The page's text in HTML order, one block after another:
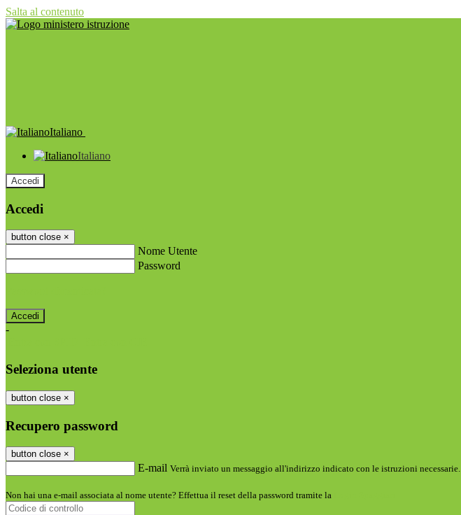
Salta al contenuto
Italiano
Italiano
Accedi
Accedi
button close ×
Nome Utente
Password
-
Seleziona utente
button close ×
Recupero password
button close ×
E-mail Verrà inviato un messaggio all'indirizzo indicato con le istruzioni necessarie.
Non hai una e-mail associata al nome utente? Effettua il reset della password tramite la